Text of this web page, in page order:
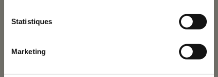
Statistiques
Marketing